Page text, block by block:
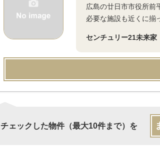
広島の廿日市市役所前
必要な施設も近くに揃
センチュリー21未来家
チェックした物件（最大10件まで）を